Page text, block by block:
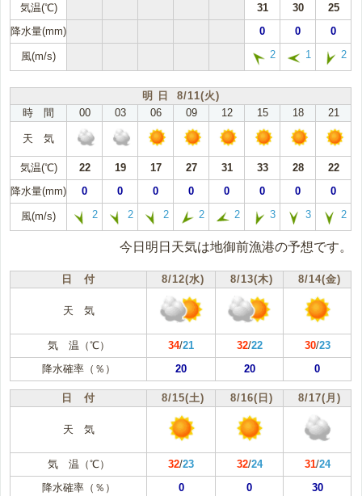
気温(℃) 31 30
25
降水量(mm)
0 0 0
風(m/s) 2 1 2
明 日 8/11(火)
時 間
00 03 06 09 12 15 18 21
天 気
気温(℃) 22 19 17 27 31 33 28
22
降水量(mm)
0 0 0 0 0 0 0 0
風(m/s) 2 2 2 2 2 3 3 2
今日明日天気は地御前漁港の予想です。
日 付 8/12(水) 8/13(木) 8/14(金)
天 気
気 温（℃） 34/21 32/22 30/23
降水確率（％）
20 20 0
日 付 8/15(土) 8/16(日) 8/17(月)
天 気
気 温（℃） 32/23 32/24 31/24
降水確率（％）
0 0 30